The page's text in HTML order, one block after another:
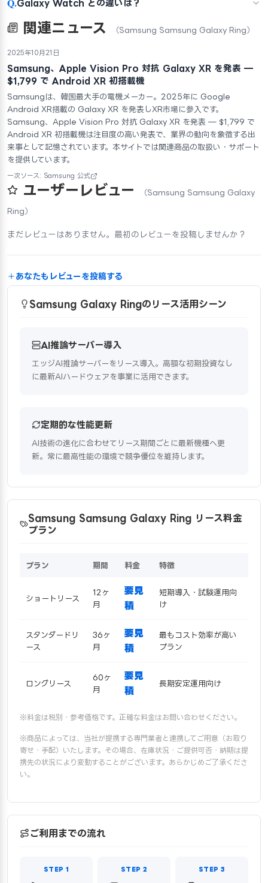
Galaxy Watch との違いは？
関連ニュース （Samsung Samsung Galaxy Ring）
2025年10月21日
Samsung、Apple Vision Pro 対抗 Galaxy XR を発表 —
$1,799 で Android XR 初搭載機
Samsungは、韓国最大手の電機メーカー。2025年に Google
Android XR搭載の Galaxy XR を発表しXR市場に参入です。
Samsung、Apple Vision Pro 対抗 Galaxy XR を発表 — $1,799 で
Android XR 初搭載機は注目度の高い発表で、業界の動向を象徴する出
来事として記憶されています。本サイトでは関連商品の取扱い・サポート
を提供しています。
一次ソース: Samsung 公式
ユーザーレビュー （Samsung Samsung Galaxy
Ring）
まだレビューはありません。最初のレビューを投稿しませんか？
あなたもレビューを投稿する
Samsung Galaxy Ringのリース活用シーン
AI推論サーバー導入
エッジAI推論サーバーをリース導入。高額な初期投資なし
に最新AIハードウェアを事業に活用できます。
定期的な性能更新
AI技術の進化に合わせてリース期間ごとに最新機種へ更
新。常に最高性能の環境で競争優位を維持します。
Samsung Samsung Galaxy Ring リース料金
プラン
プラン 期間 料金 特徴
ショートリース
12ヶ
月
要見
積
短期導入・試験運用向
け
スタンダードリ
ース
36ヶ
月
要見
積
最もコスト効率が高い
プラン
ロングリース
60ヶ
月
要見
積
長期安定運用向け
※料金は税別・参考価格です。正確な料金はお問い合わせください。
※商品によっては、当社が提携する専門業者と連携してご用意（お取り
寄せ・手配）いたします。その場合、在庫状況・ご提供可否・納期は提
携先の状況により変動することがございます。あらかじめご了承くださ
い。
ご利用までの流れ